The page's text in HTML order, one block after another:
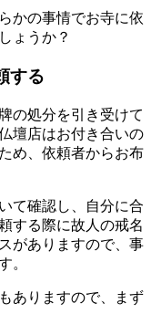
かの事情でお寺に依
ょうか？
する
の処分を引き受けて
壇店はお付き合いの
め、依頼者からお布
て確認し、自分に合
する際に故人の戒名
がありますので、事
。
ありますので、まず